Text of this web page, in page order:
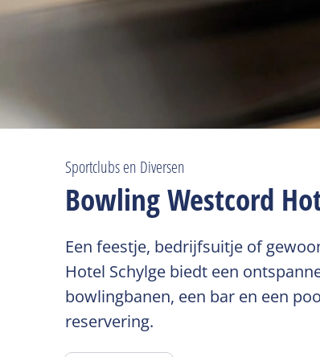
Sportclubs en Diversen
Bowling Westcord
Een feestje, bedrijfsuitje of
Hotel Schylge biedt een
bowlingbanen, een bar en een
reservering.